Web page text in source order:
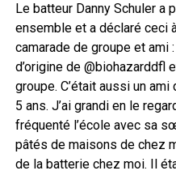
Le batteur Danny Schuler a
ensemble et a déclaré ceci
camarade de groupe et ami
d’origine de @biohazarddfl
groupe. C’était aussi un
5 ans. J’ai grandi en le
fréquenté l’école avec sa
pâtés de maisons de chez
de la batterie chez moi. Il